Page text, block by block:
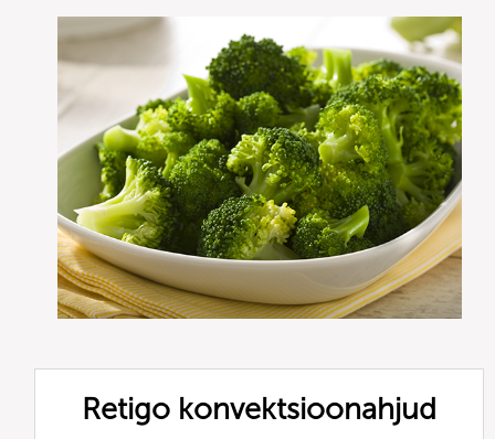
Retigo konvektsioonahjud